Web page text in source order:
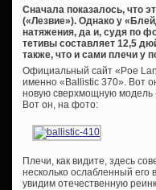
Сначала показалось, что
(«Лезвие»). Однако у
натяжения, да и, судя по
тетивы составляет 12,5
также, что и сами плечи у
Официальный сайт «Poe
именно «Ballistic 370». Вот
новую сверхмощную модель
Вот он, на фото:
Плечи, как видите, здесь
несколько ослабленный его
увидим отечественную